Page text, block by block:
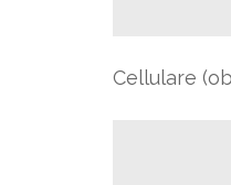
Cellulare